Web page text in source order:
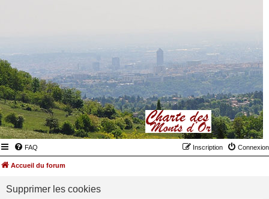
FAQ Connexion
Inscription
Accueil du forum
Supprimer les cookies